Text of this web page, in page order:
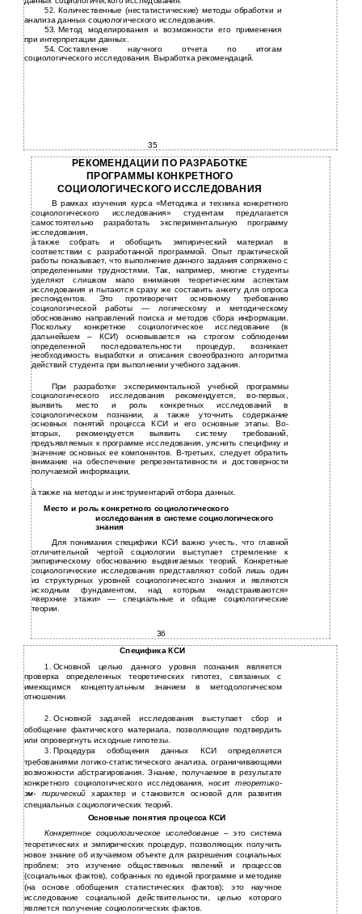
52. Количественные (нестатистические) методы обработки и
анализа данных социологического исследования.
53. Метод моделирования и возможности его применения
при интерпретации данных.
54. Составление научного отчета по итогам
социологического исследования. Выработка рекомендаций.
35
РЕКОМЕНДАЦИИ ПО РАЗРАБОТКЕ
ПРОГРАММЫ КОНКРЕТНОГО
СОЦИОЛОГИЧЕСКОГО ИССЛЕДОВАНИЯ
В рамках изучения курса «Методика и техника конкретного
социологического исследования» студентам предлагается
самостоятельно разработать экспериментальную программу
исследования,
àтакже собрать и обобщить эмпирический материал в
соответствии с разработанной программой. Опыт практической
работы показывает, что выполнение данного задания сопряжено с
определенными трудностями. Так, например, многие студенты
уделяют слишком мало внимания теоретическим аспектам
исследования и пытаются сразу же составить анкету для опроса
респондентов. Это противоречит основному требованию
социологической работы — логическому и методическому
обоснованию направлений поиска и методов сбора информации.
Поскольку конкретное социологическое исследование (в
дальнейшем – КСИ) основывается на строгом соблюдении
определенной последовательности процедур, возникает
необходимость выработки и описания своеобразного алгоритма
действий студента при выполнении учебного задания.
При разработке экспериментальной учебной программы
социологического исследования рекомендуется, во-первых,
выявить место и роль конкретных исследований в
социологическом познании, а также уточнить содержание
основных понятий процесса КСИ и его основные этапы. Во-
вторых, рекомендуется выявить систему требований,
предъявляемых к программе исследования, уяснить специфику и
значение основных ее компонентов. В-третьих, следует обратить
внимание на обеспечение репрезентативности и достоверности
получаемой информации,
à также на методы и инструментарий отбора данных.
Место и роль конкретного социологического
исследования в системе социологического
знания
Для понимания специфики КСИ важно учесть, что главной
отличительной чертой социологии выступает стремление к
эмпирическому обоснованию выдвигаемых теорий. Конкретные
социологические исследования представляют собой лишь один
из структурных уровней социологического знания и являются
исходным фундаментом, над которым «надстраиваются»
«верхние этажи» — специальные и общие социологические
теории.
36
Специфика КСИ
1. Основной целью данного уровня познания является
проверка определенных теоретических гипотез, связанных с
имеющимся концептуальным знанием в методологическом
отношении.
2. Основной задачей исследования выступает сбор и
обобщение фактического материала, позволяющие подтвердить
или опровергнуть исходные гипотезы.
3. Процедура обобщения данных КСИ определяется
требованиями логико-статистического анализа, ограничивающими
возможности абстрагирования. Знание, получаемое в результате
конкретного социологического исследования, носиттеоретико-
эм- пирическийхарактер и становится основой для развития
специальных социологических теорий.
Основные понятия процесса КСИ
Конкретное социологическое исследование – это система
теоретических и эмпирических процедур, позволяющих получить
новое знание об изучаемом объекте для разрешения социальных
проблем; это изучение общественных явлений и процессов
(социальных фактов), собранных по единой программе и методике
(на основе обобщения статистических фактов); это научное
исследование социальной действительности, целью которого
является получение социологических фактов.